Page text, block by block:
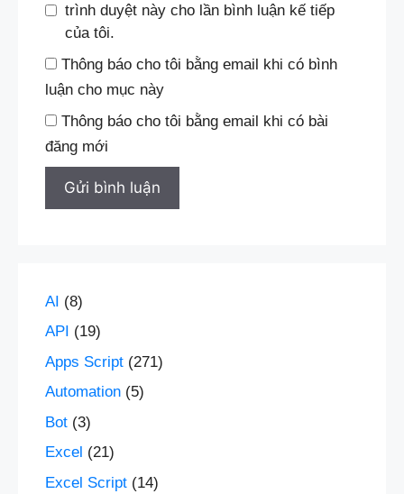
trình duyệt này cho lần bình luận kế tiếp
của tôi.
Thông báo cho tôi bằng email khi có bình
luận cho mục này
Thông báo cho tôi bằng email khi có bài
đăng mới
AI (8)
API (19)
Apps Script (271)
Automation (5)
Bot (3)
Excel (21)
Excel Script (14)